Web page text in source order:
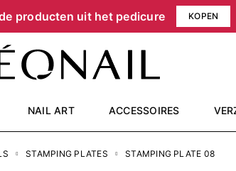
producten uit het pedicure KOPEN
NAIL ART ACCESSOIRES
STAMPING PLATES STAMPING PLATE 08